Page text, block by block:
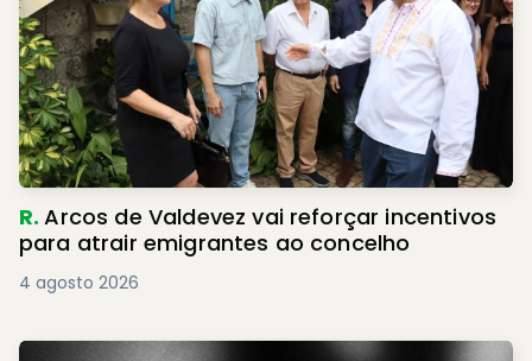
R.Arcos de Valdevez vai reforçar incentivos
para atrair emigrantes ao concelho
4 agosto 2026